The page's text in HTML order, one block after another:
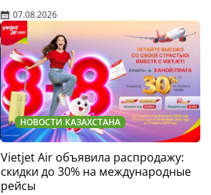
07.08.2026
НОВОСТИ КАЗАХСТАНА
Vietjet Air объявила распродажу:
скидки до 30% на международные
рейсы